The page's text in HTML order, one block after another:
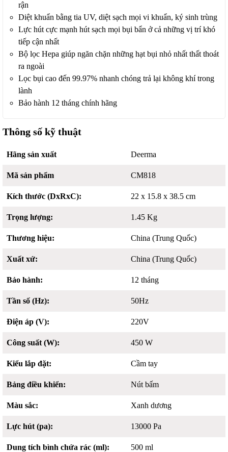
rận
Diệt khuẩn bằng tia UV, diệt sạch mọi vi khuẩn, ký sinh trùng
Lực hút cực mạnh hút sạch mọi bụi bẩn ở cả những vị trí khó
tiếp cận nhất
Bộ lọc Hepa giúp ngăn chặn những hạt bụi nhỏ nhất thất thoát
ra ngoài
Lọc bụi cao đến 99.97% nhanh chóng trả lại không khí trong
lành
Bảo hành 12 tháng chính hãng
Thông số kỹ thuật
Hãng sản xuất Deerma
Mã sản phẩm CM818
Kích thước (DxRxC): 22 x 15.8 x 38.5 cm
Trọng lượng: 1.45 Kg
Thương hiệu: China (Trung Quốc)
Xuất xứ: China (Trung Quốc)
Bảo hành: 12 tháng
Tần số (Hz): 50Hz
Điện áp (V): 220V
Công suất (W): 450 W
Kiểu lắp đặt: Cầm tay
Bảng điều khiển: Nút bấm
Màu sắc: Xanh dương
Lực hút (pa): 13000 Pa
Dung tích bình chứa rác (ml): 500 ml